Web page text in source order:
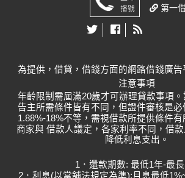
景下，屏東借錢逐漸成為居民和企業主調整資金流、
事業運作的重要方式。然而，借錢並非單純解決資金
乏規劃與策略，容易帶來財務風險。因此了解正確借
2025-09-12
屏東是一個兼具農業與觀光產業的城市，居民在日常
面對不同的資金需求。從農民在栽種時需要購買肥料
業為了營運擴充設備，再到家庭為了教育或醫療等支
轉始終是一個重要的課題。隨著金融環境的多樣化，
的工具，卻是一門需要謹慎思考的學問。
第一
為提供，借貸，借錢方面的網路借錢廣
注意事項
年齡限制需屆滿20歲才可辦理貸款事項
告主所需條件皆有不同，但證件審核是
1.88%-18%不等，需視借款所提供條件
商家與 借款人議定，各家利率不同，借
降低利息支出。
1．還款期數: 最低1年-最
2．利息(以當舖法規定為準):月息最低